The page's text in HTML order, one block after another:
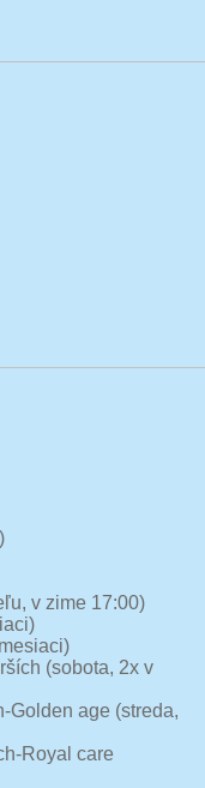
v zime 17:00)
(sobota, 2x v
Golden age (streda,
Royal care